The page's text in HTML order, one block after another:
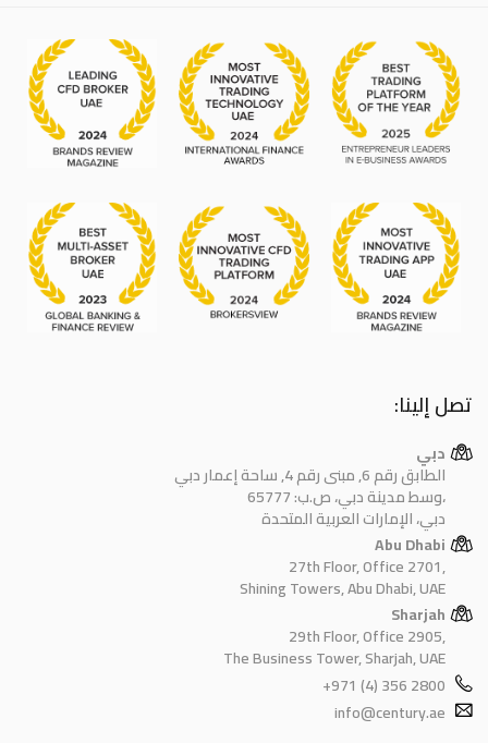
تصل إلينا:
دبي
الطابق رقم 6, مبنى رقم 4, ساحة إعمار دبي
وسط مدينة دبي، ص.ب: 65777،
دبي، الإمارات العربية المتحدة
Abu Dhabi
27th Floor, Office 2701,
Shining Towers, Abu Dhabi, UAE
Sharjah
29th Floor, Office 2905,
The Business Tower, Sharjah, UAE
+971 (4) 356 2800
info@century.ae